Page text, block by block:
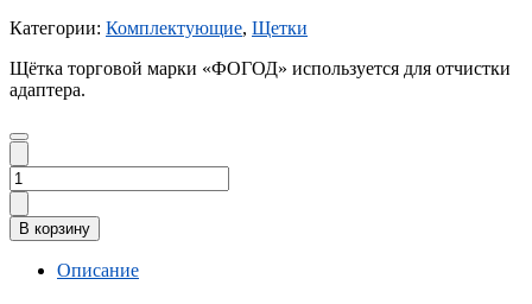
Категории: Комплектующие, Щетки
Щётка торговой марки «ФОГОД» используется для отчистки
адаптера.
Количество
товара
Щётка
F40-
В корзину
Описание